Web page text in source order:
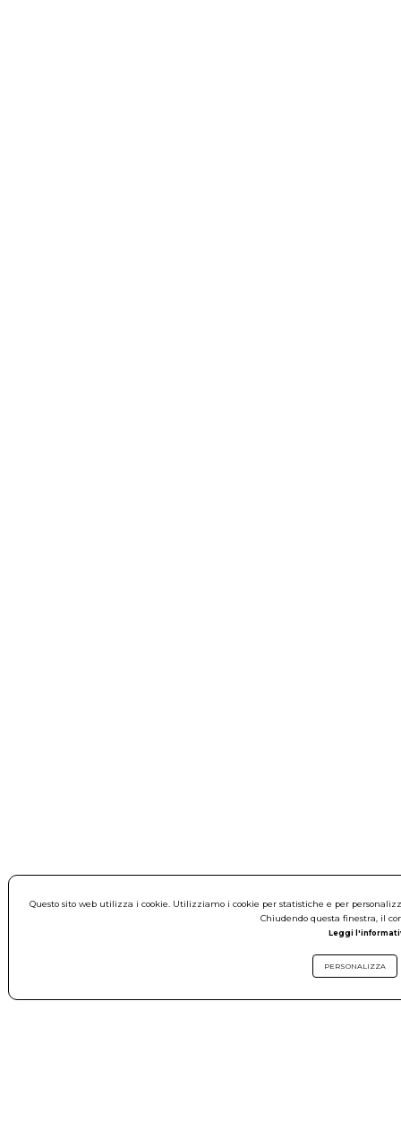
Questo sito web utilizza i cookie. Utilizziamo i cookie per statistiche e per
Chiudendo questa finestra, il
Leggi
PERSONALIZZA